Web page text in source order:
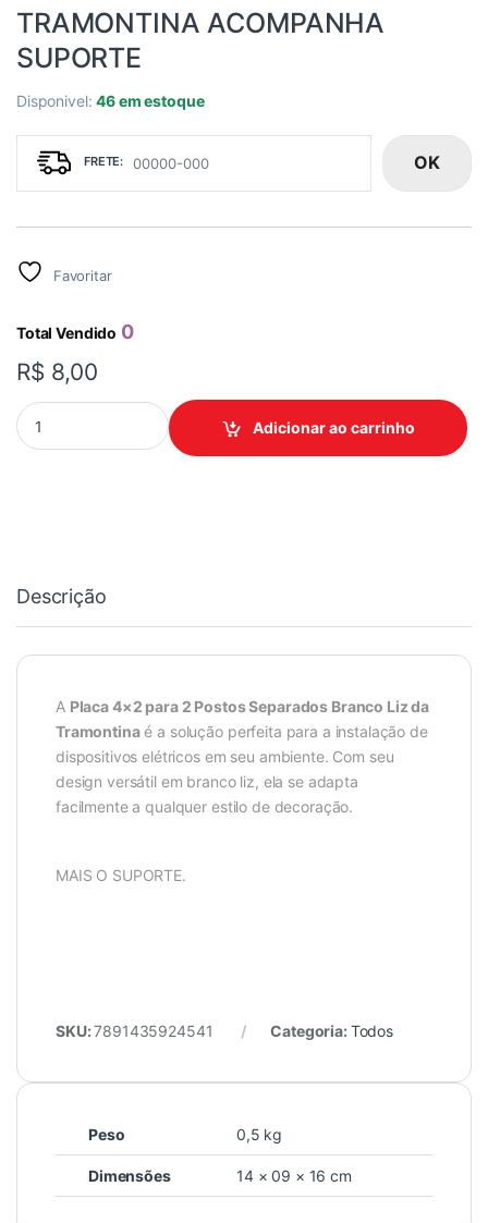
TRAMONTINA ACOMPANHA
SUPORTE
Disponivel:46 em estoque
OK
Favoritar
Total Vendido 0
R$ 8,00
PLACA 4X2 2 POSTO LIZ TRAMONTINA ACOMPANHA SUPORTE
Adicionar ao carrinho
Descrição
A Placa 4×2 para 2 Postos Separados Branco Liz da
Tramontinaé a solução perfeita para a instalação de
dispositivos elétricos em seu ambiente. Com seu
design versátil em branco liz, ela se adapta
facilmente a qualquer estilo de decoração.
MAIS O SUPORTE.
SKU:7891435924541 Categoria: Todos
Peso 0,5 kg
Dimensões 14 × 09 × 16 cm